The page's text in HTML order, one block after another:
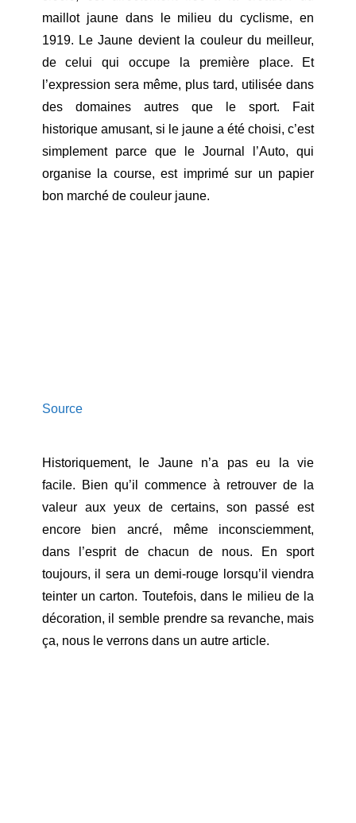
maillot jaune dans le milieu du cyclisme, en
1919. Le Jaune devient la couleur du meilleur,
de celui qui occupe la première place. Et
l’expression sera même, plus tard, utilisée dans
des domaines autres que le sport. Fait
historique amusant, si le jaune a été choisi, c’est
simplement parce que le Journal l’Auto, qui
organise la course, est imprimé sur un papier
bon marché de couleur jaune.
Source
Historiquement, le Jaune n’a pas eu la vie
facile. Bien qu’il commence à retrouver de la
valeur aux yeux de certains, son passé est
encore bien ancré, même inconsciemment,
dans l’esprit de chacun de nous. En sport
toujours, il sera un demi-rouge lorsqu’il viendra
teinter un carton. Toutefois, dans le milieu de la
décoration, il semble prendre sa revanche, mais
ça, nous le verrons dans un autre article.